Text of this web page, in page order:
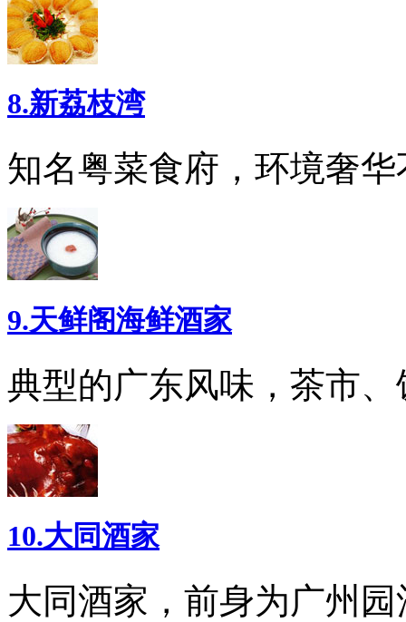
8.新荔枝湾
知名粤菜食府，环境奢
9.天鲜阁海鲜酒家
典型的广东风味，茶市
10.大同酒家
大同酒家，前身为广州